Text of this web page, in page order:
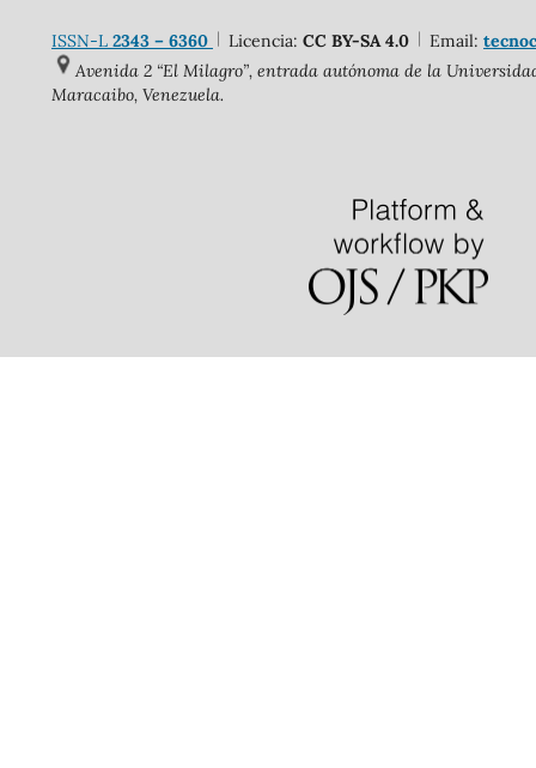
ISSN-L2343 – 6360 Licencia: CC BY-SA 4.0 Email:
Avenida 2 “El Milagro”, entrada autónoma de la
Maracaibo, Venezuela.